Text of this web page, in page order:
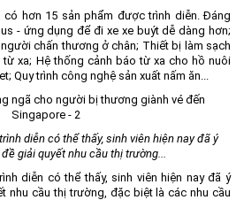
có hơn 15 sản phẩm được trình diễn. Đáng
- ứng dụng để đi xe xe buýt dễ dàng hơn;
chấn thương ở chân; Thiết bị làm sạch
xa; Hệ thống cảnh báo từ xa cho hồ nuôi
Quy trình công nghệ sản xuất nấm ăn...
diễn có thể thấy, sinh viên hiện nay đã ý
giải quyết nhu cầu thị trường...
diễn có thể thấy, sinh viên hiện nay đã ý
nhu cầu thị trường, đặc biệt là các nhu cầu